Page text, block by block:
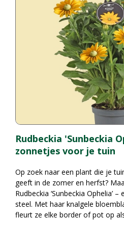
Rudbeckia 'Sunbeckia
zonnetjes voor je tuin
Op zoek naar een plant die je
geeft in de zomer en herfst?
Rudbeckia ‘Sunbeckia Ophelia’
steel. Met haar knalgele
fleurt ze elke border of pot op